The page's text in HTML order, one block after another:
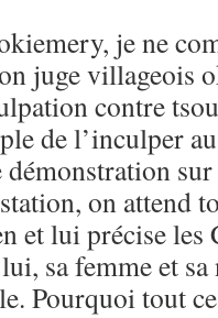
je ne
juge villageois
contre
de l’inculper
on attend
et lui précise
sa femme et sa
Pourquoi tout